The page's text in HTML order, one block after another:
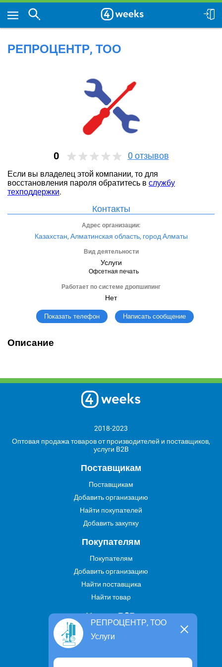
РЕПРОЦЕНТР, ТОО
0 0 отзывов
Если вы владелец этой компании, то для
восстановления пароля обратитесь в службу
техподдержки.
Контакты
Адрес организации:
Казахстан, Алматинская область, город Алматы
Вид деятельности
Услуги
Офсетная печать
Работает по системе дропшипинг
Нет
Показать телефон Написать сообщение
Описание
РЕПРОЦЕНТР, ТОО
Услуги
2018-2023
Оптовая продажа товаров от производителей и поставщиков,
услуги B2B
Поставщикам
Поставщикам
Добавить организацию
Найти покупателей
Добавить закупку
Покупателям
Покупателям
Добавить организацию
Найти поставщика
Найти товар
Услуги В2В
Найти услугу
Предложить свою услугу
Дропшиппинг